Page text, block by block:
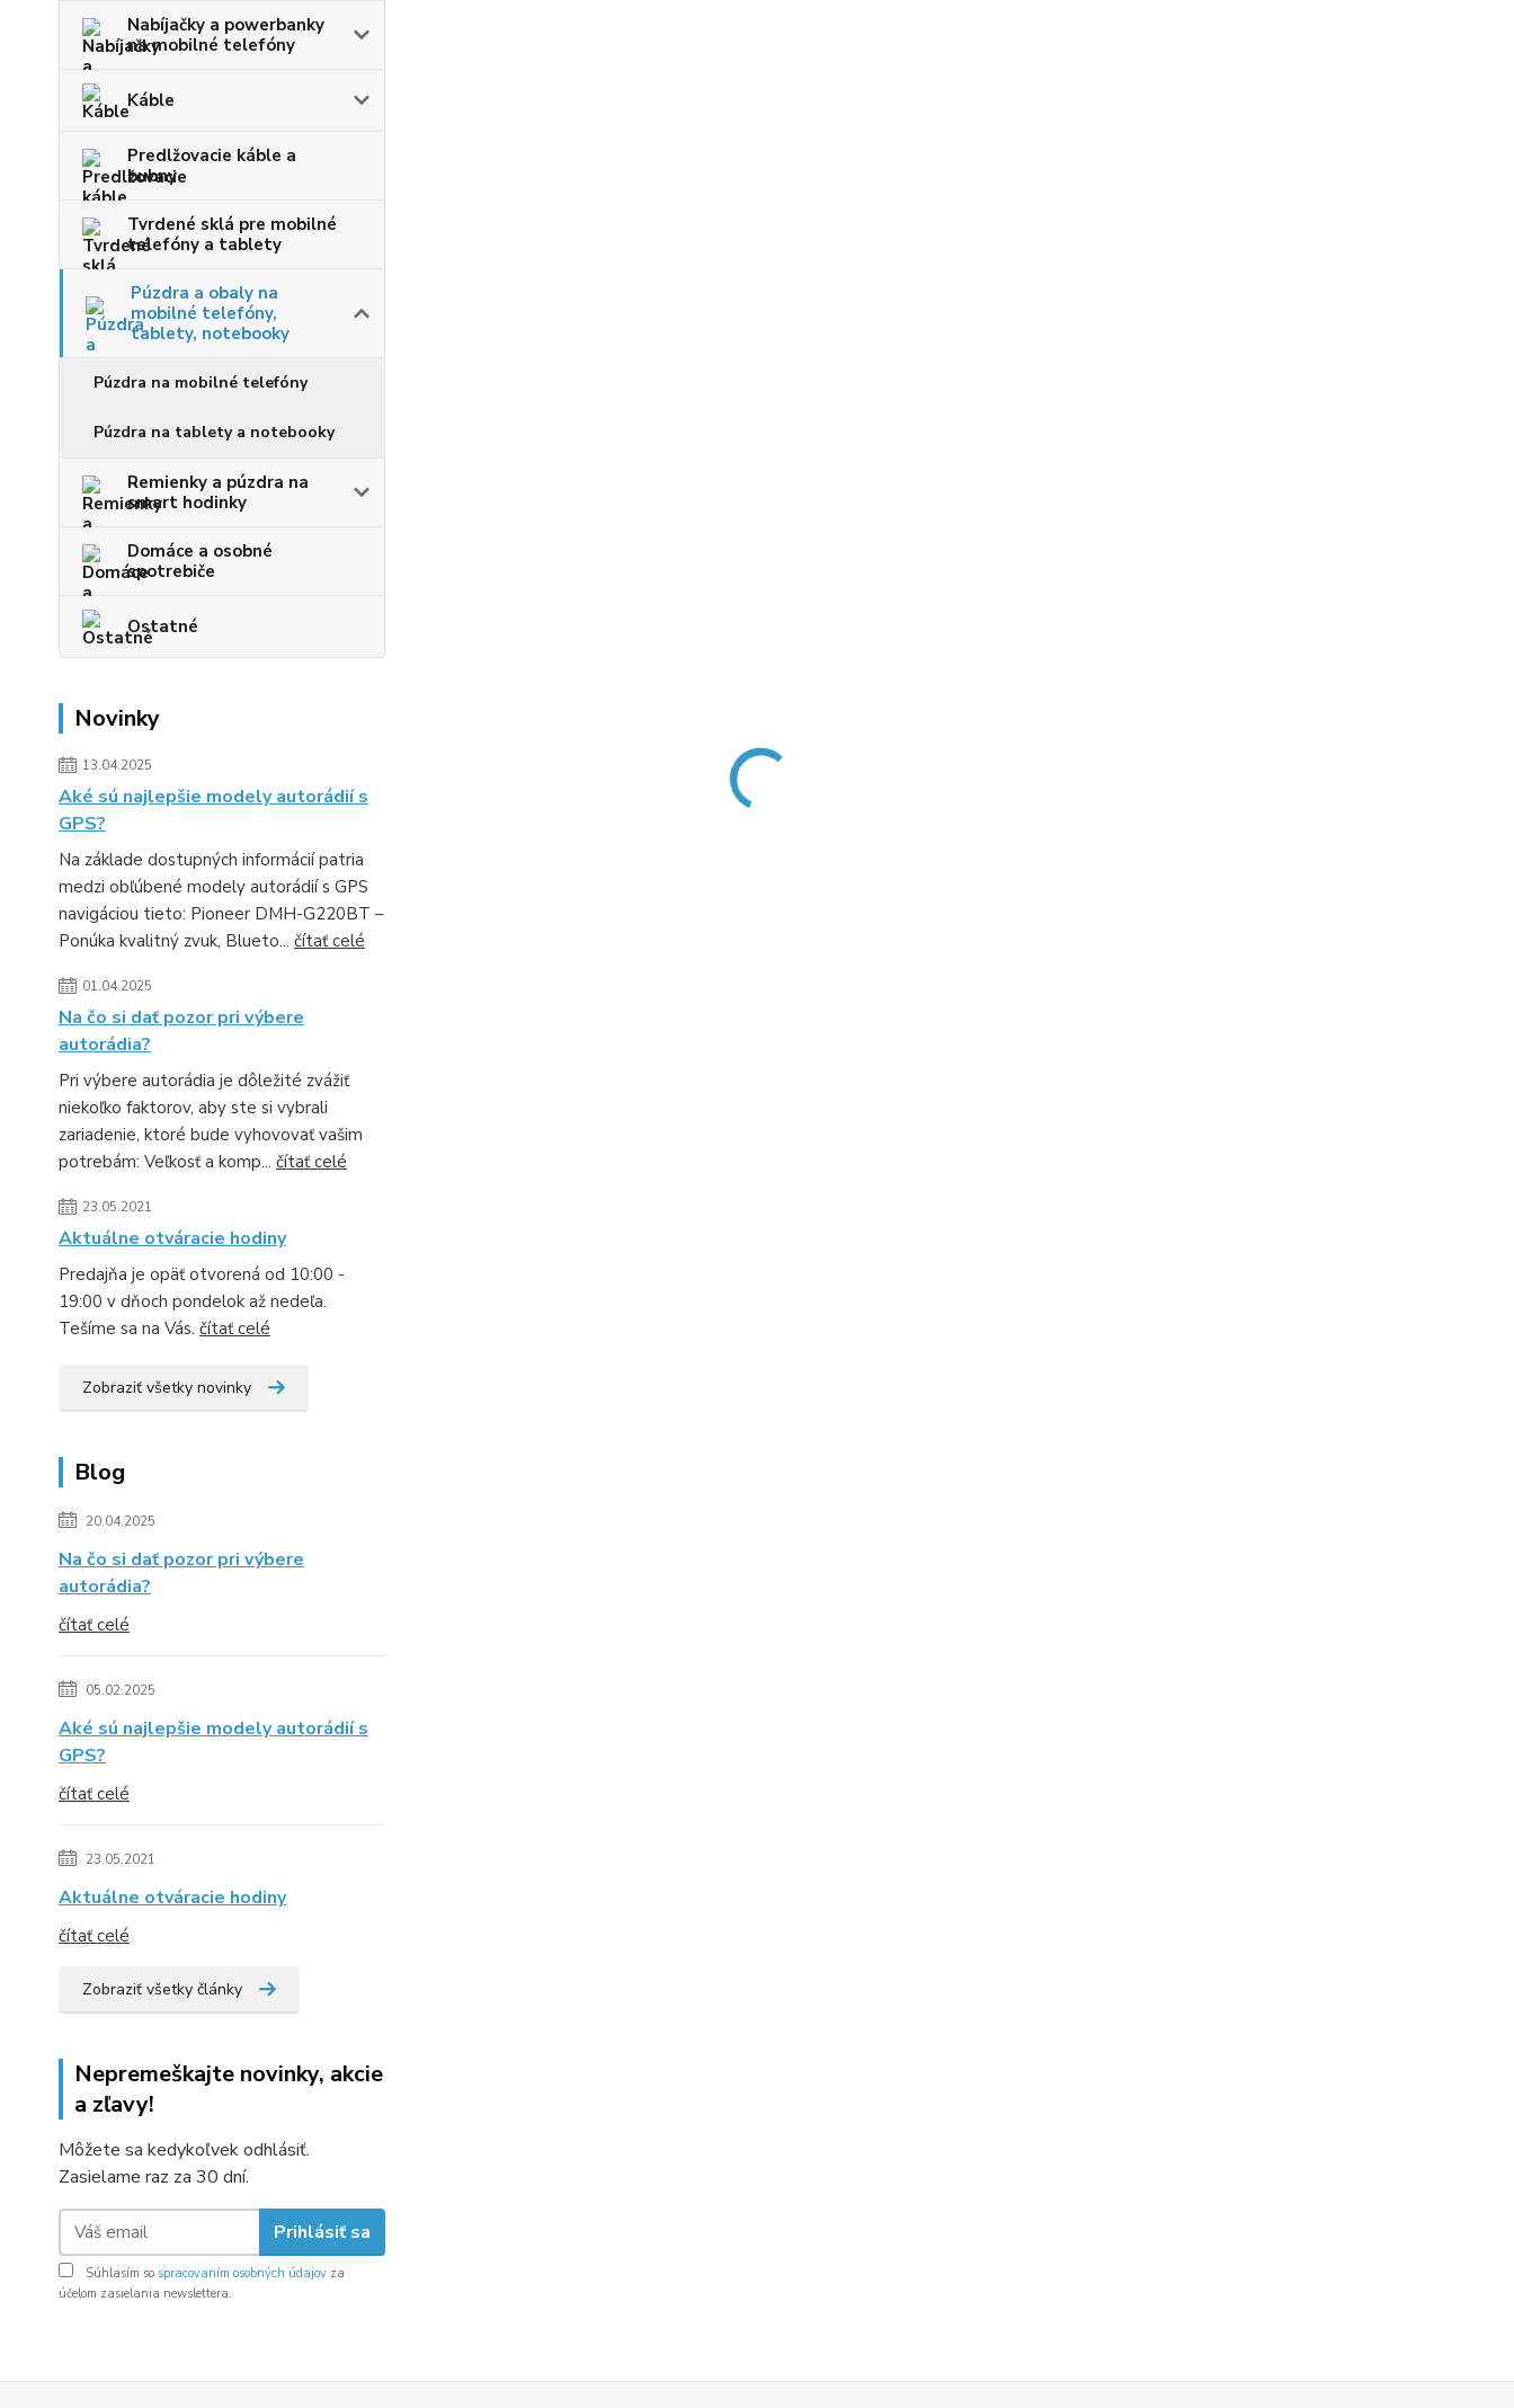
Nabíjačky a powerbanky
na mobilné telefóny
Káble
Predlžovacie káble a
bubny
Tvrdené sklá pre mobilné
telefóny a tablety
Púzdra a obaly na
mobilné telefóny,
tablety, notebooky
Púzdra na mobilné telefóny
Púzdra na tablety a notebooky
Remienky a púzdra na
smart hodinky
Domáce a osobné
spotrebiče
Ostatné
Novinky
13.04.2025
Aké sú najlepšie modely autorádií s
GPS?
Na základe dostupných informácií patria
medzi obľúbené modely autorádií s GPS
navigáciou tieto: Pioneer DMH-G220BT –
Ponúka kvalitný zvuk, Blueto... čítať celé
01.04.2025
Na čo si dať pozor pri výbere
autorádia?
Pri výbere autorádia je dôležité zvážiť
niekoľko faktorov, aby ste si vybrali
zariadenie, ktoré bude vyhovovať vašim
potrebám: Veľkosť a komp... čítať celé
23.05.2021
Aktuálne otváracie hodiny
Predajňa je opäť otvorená od 10:00 -
19:00 v dňoch pondelok až nedeľa.
Tešíme sa na Vás. čítať celé
Zobraziť všetky novinky
Blog
20.04.2025
Na čo si dať pozor pri výbere
autorádia?
čítať celé
05.02.2025
Aké sú najlepšie modely autorádií s
GPS?
čítať celé
23.05.2021
Aktuálne otváracie hodiny
čítať celé
Zobraziť všetky články
Nepremeškajte novinky, akcie
a zľavy!
Môžete sa kedykoľvek odhlásiť.
Zasielame raz za 30 dní.
Prihlásiť sa
Súhlasím so spracovaním osobných údajov za
účelom zasielania newslettera.